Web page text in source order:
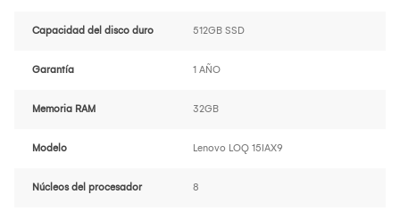
Capacidad del disco duro 512GB SSD
Garantía 1 AÑO
Memoria RAM 32GB
Modelo Lenovo LOQ 15IAX9
Núcleos del procesador 8